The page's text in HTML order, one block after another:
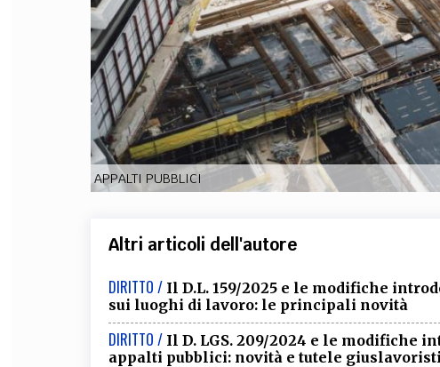
APPALTI PUBBLICI
Altri articoli dell'autore
DIRITTO / Il D.L. 159/2025 e le modifiche
sui luoghi di lavoro: le principali novità
DIRITTO / Il D. LGS. 209/2024 e le modifiche
appalti pubblici: novità e tutele